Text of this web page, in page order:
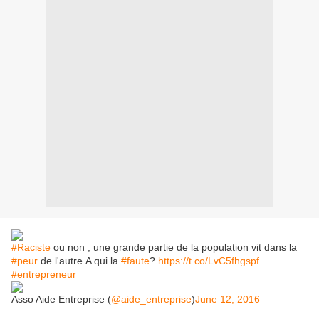
#Raciste ou non , une grande partie de la population vit dans la
#peur de l'autre.A qui la #faute? https://t.co/LvC5fhgspf
#entrepreneur
Asso Aide Entreprise (@aide_entreprise)June 12, 2016